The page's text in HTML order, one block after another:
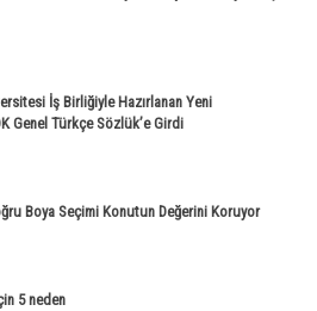
İş Birliğiyle Hazırlanan Yeni
Genel Türkçe Sözlük’e Girdi
Boya Seçimi Konutun Değerini Koruyor
5 neden